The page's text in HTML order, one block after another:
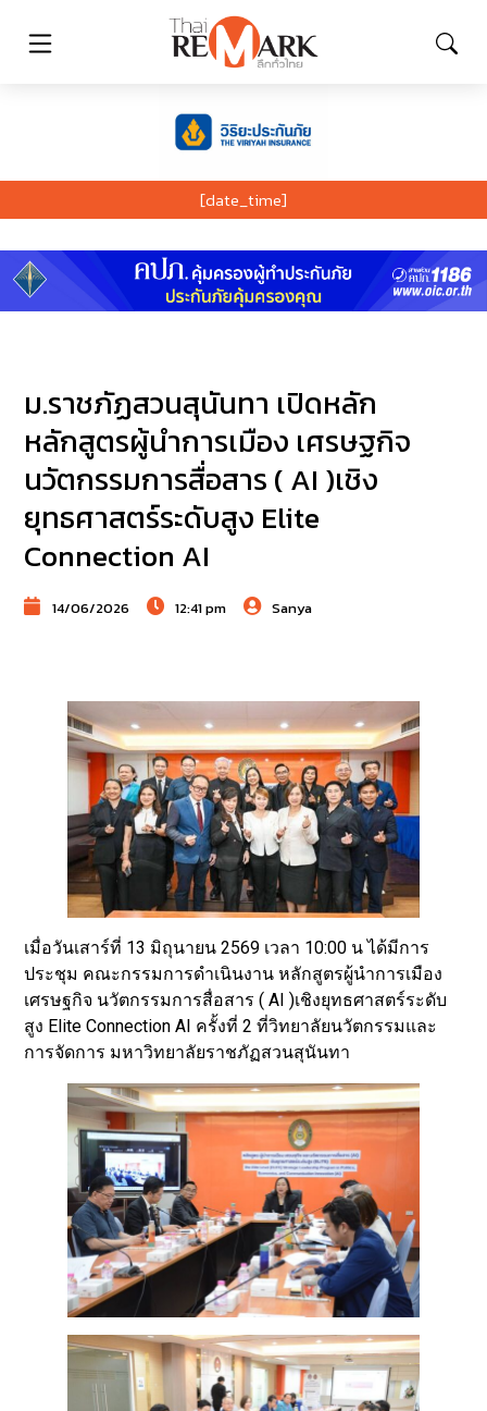
[date_time]
ม.ราชภัฏสวนสุนันทา เปิดหลัก
หลักสูตรผู้นำการเมือง เศรษฐกิจ
นวัตกรรมการสื่อสาร ( AI )เชิง
ยุทธศาสตร์ระดับสูง Elite
Connection AI
14/06/2026 12:41 pm Sanya
เมื่อวันเสาร์ที่ 13 มิถุนายน 2569 เวลา 10:00 น ได้มีการ
ประชุม คณะกรรมการดำเนินงาน หลักสูตรผู้นำการเมือง
เศรษฐกิจ นวัตกรรมการสื่อสาร ( AI )เชิงยุทธศาสตร์ระดับ
สูง Elite Connection AI ครั้งที่ 2 ที่วิทยาลัยนวัตกรรมและ
การจัดการ มหาวิทยาลัยราชภัฏสวนสุนันทา